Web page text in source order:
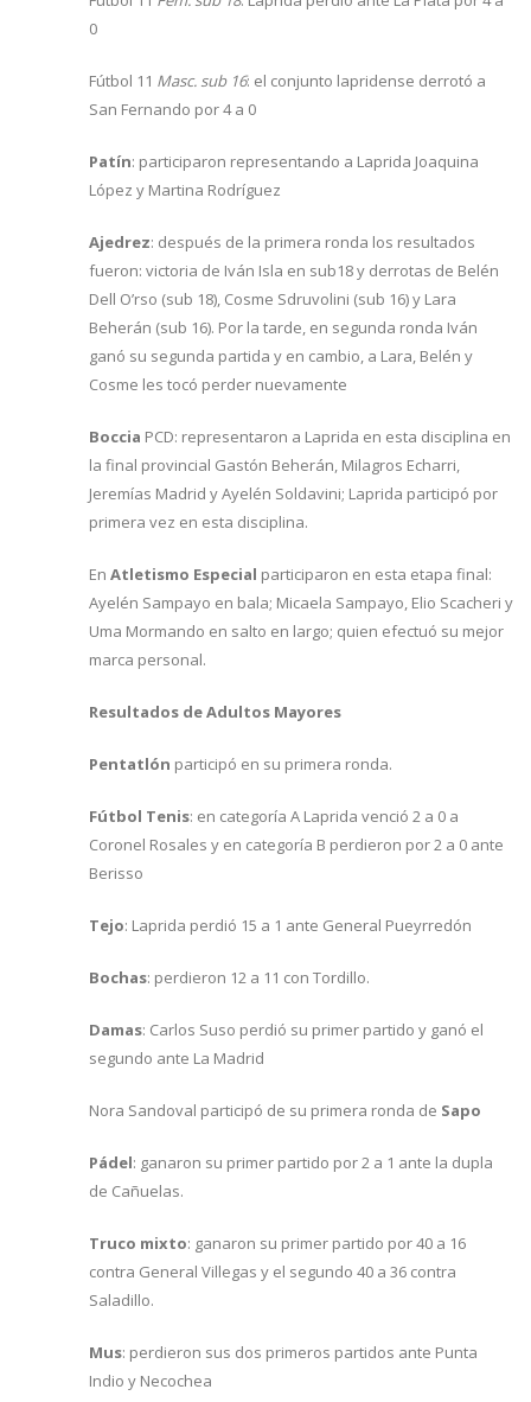
0
Fútbol 11 Masc. sub 16: el conjunto lapridense derrotó a
San Fernando por 4 a 0
Patín: participaron representando a Laprida Joaquina
López y Martina Rodríguez
Ajedrez: después de la primera ronda los resultados
fueron: victoria de Iván Isla en sub18 y derrotas de Belén
Dell O’rso (sub 18), Cosme Sdruvolini (sub 16) y Lara
Beherán (sub 16). Por la tarde, en segunda ronda Iván
ganó su segunda partida y en cambio, a Lara, Belén y
Cosme les tocó perder nuevamente
Boccia PCD: representaron a Laprida en esta disciplina en
la final provincial Gastón Beherán, Milagros Echarri,
Jeremías Madrid y Ayelén Soldavini; Laprida participó por
primera vez en esta disciplina.
En Atletismo Especial participaron en esta etapa final:
Ayelén Sampayo en bala; Micaela Sampayo, Elio Scacheri y
Uma Mormando en salto en largo; quien efectuó su mejor
marca personal.
Resultados de Adultos Mayores
Pentatlón participó en su primera ronda.
Fútbol Tenis: en categoría A Laprida venció 2 a 0 a
Coronel Rosales y en categoría B perdieron por 2 a 0 ante
Berisso
Tejo: Laprida perdió 15 a 1 ante General Pueyrredón
Bochas: perdieron 12 a 11 con Tordillo.
Damas: Carlos Suso perdió su primer partido y ganó el
segundo ante La Madrid
Nora Sandoval participó de su primera ronda de Sapo
Pádel: ganaron su primer partido por 2 a 1 ante la dupla
de Cañuelas.
Truco mixto: ganaron su primer partido por 40 a 16
contra General Villegas y el segundo 40 a 36 contra
Saladillo.
Mus: perdieron sus dos primeros partidos ante Punta
Indio y Necochea